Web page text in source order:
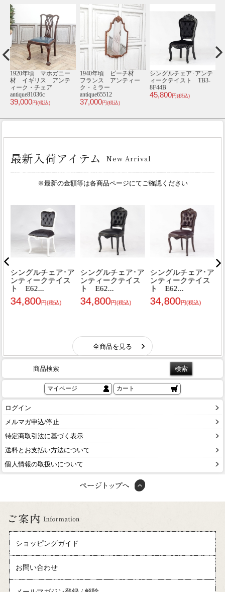
1920年頃 マホガニー
材 イギリス アンテ
ィーク・チェア
antique81036c
39,000円(税込)
1940年頃 ビーチ材
フランス アンティー
ク・ミラー
antique65512
37,000円(税込)
シングルチェア･アンテ
ィークテイスト TB3-
8F44B
45,800円(税込)
商品検索
マイページ カート
ログイン
メルマガ申込/停止
特定商取引法に基づく表示
送料とお支払い方法について
個人情報の取扱いについて
ショッピングガイド
お問い合わせ